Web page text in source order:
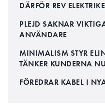
DÄRFÖR REV
PLEJD SAKNAR
ANVÄNDARE
MINIMALISM STYR
TÄNKER KUNDERNA NU
FÖREDRAR KABEL I